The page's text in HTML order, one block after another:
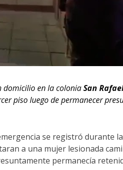
domicilio en la coloniaSan
piso luego de permanecer
se registró durante
a una mujer lesionada
permanecía